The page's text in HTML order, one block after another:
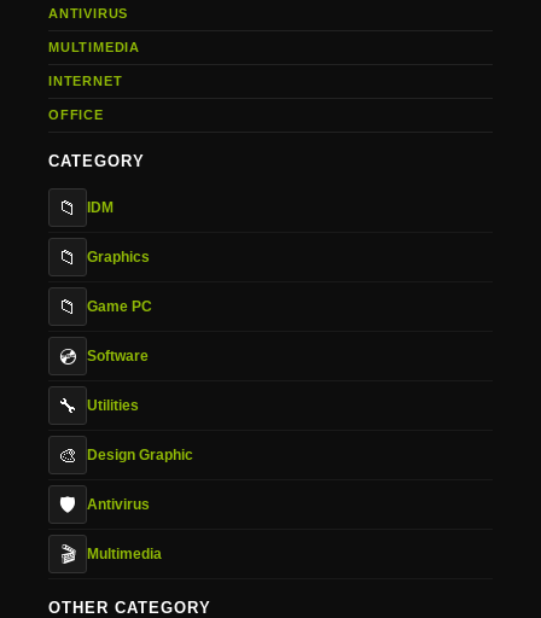
ANTIVIRUS
MULTIMEDIA
INTERNET
OFFICE
CATEGORY
📁 IDM
📁 Graphics
📁 Game PC
💿 Software
🔧 Utilities
🎨 Design Graphic
🛡️ Antivirus
🎬 Multimedia
OTHER CATEGORY